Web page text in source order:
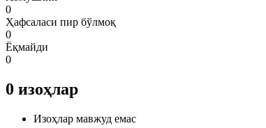
0
Ҳафсаласи пир бўлмоқ
0
Ёқмайди
0
0 изоҳлар
Изоҳлар мавжуд емас